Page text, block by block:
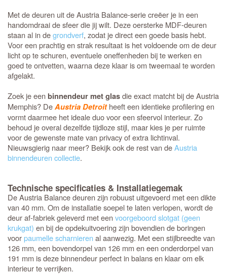
Met de deuren uit de Austria Balance-serie creëer je in een
handomdraai de sfeer die jij wilt. Deze oersterke MDF-deuren
staan al in degrondverf, zodat je direct een goede basis hebt.
Voor een prachtig en strak resultaat is het voldoende om de deur
licht op te schuren, eventuele oneffenheden bij te werken en
goed te ontvetten, waarna deze klaar is om tweemaal te worden
afgelakt.
Zoek je eenbinnendeur met glasdie exact matcht bij de Austria
Memphis? DeAustria Detroitheeft een identieke profilering en
vormt daarmee het ideale duo voor een sfeervol interieur. Zo
behoud je overal dezelfde tijdloze stijl, maar kies je per ruimte
voor de gewenste mate van privacy of extra lichtinval.
Nieuwsgierig naar meer? Bekijk ook de rest van deAustria
binnendeuren collectie.
Technische specificaties & Installatiegemak
De Austria Balance deuren zijn robuust uitgevoerd met een dikte
van 40 mm. Om de installatie soepel te laten verlopen, wordt de
deur af-fabriek geleverd met eenvoorgeboord slotgat (geen
krukgat) en bij de opdekuitvoering zijn bovendien de boringen
voorpaumelle scharnieren al aanwezig. Met een stijlbreedte van
126 mm, een bovendorpel van 126 mm en een onderdorpel van
191 mm is deze binnendeur perfect in balans en klaar om elk
interieur te verrijken.